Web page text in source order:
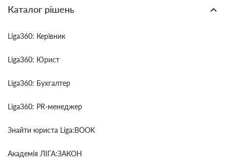
Каталог рішень
Liga360: Керівник
Liga360: Юрист
Liga360: Бухгалтер
Liga360: PR-менеджер
Знайти юриста Liga:BOOK
Академія ЛІГА:ЗАКОН